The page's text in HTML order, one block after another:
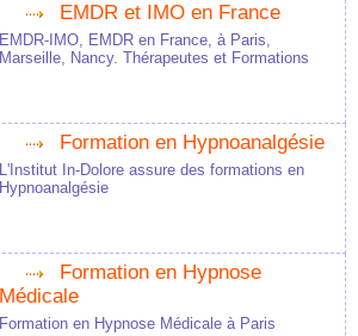
EMDR et IMO en France
EMDR-IMO, EMDR en France, à Paris,
Marseille, Nancy. Thérapeutes et Formations
Formation en Hypnoanalgésie
L'Institut In-Dolore assure des formations en
Hypnoanalgésie
Formation en Hypnose
Médicale
Formation en Hypnose Médicale à Paris